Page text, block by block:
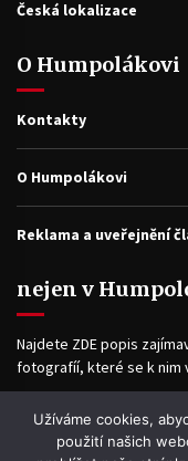
Česká lokalizace
O Humpolákovi
Kontakty
O Humpolákovi
Reklama a uveřejnění
nejen v
Najdete ZDE popis
fotografíí, které se k nim
Facebook
Užíváme cookies,
použití našich